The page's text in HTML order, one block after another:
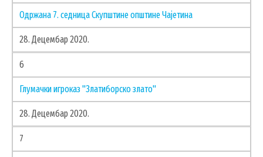
ПОДНОШЕЊЕ ЗАХТЕВА УРБАНИЗАМ
ГИС ЧАЈЕТИНА
ПОСТАВИТЕ НАМ ПИТАЊЕ
Одржана 7. седница Скупштине општине Чајетина
28. Децембар 2020.
6
Глумачки игроказ "Златиборско злато"
28. Децембар 2020.
7